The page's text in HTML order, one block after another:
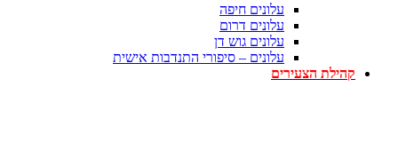
עלונים חיפה
עלונים דרום
עלונים גוש דן
עלונים – סיפורי התנדבות אישית
קהילת הצעירים